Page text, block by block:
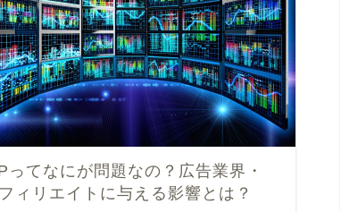
ってなにが問題なの？広告業界・
ィリエイトに与える影響とは？